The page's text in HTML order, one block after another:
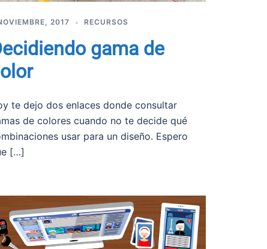
2017 RECURSOS
gama de
te dejo dos enlaces donde consultar
de colores cuando no te decide qué
usar para un diseño. Espero
[…]